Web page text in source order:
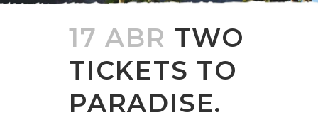
17 ABR TWO
TICKETS TO
PARADISE.